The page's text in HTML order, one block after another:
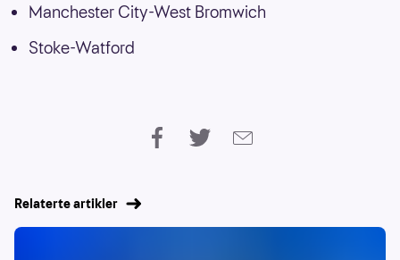
Manchester City-West Bromwich
Stoke-Watford
Relaterte artikler